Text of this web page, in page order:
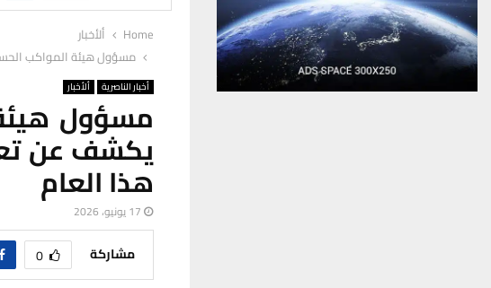
Home
ألأخبار
مسؤول هيئة المواكب
أخبار الناصرية ألأخبار
مسؤول
يكشف عن
هذا العام
17 يونيو، 2026
مشاركة 0